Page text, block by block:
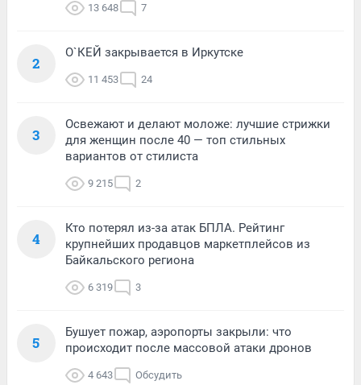
13 648 7
2
О`КЕЙ закрывается в Иркутске
11 453 24
3
Освежают и делают моложе: лучшие стрижки
для женщин после 40 — топ стильных
вариантов от стилиста
9 215 2
4
Кто потерял из-за атак БПЛА. Рейтинг
крупнейших продавцов маркетплейсов из
Байкальского региона
6 319 3
5
Бушует пожар, аэропорты закрыли: что
происходит после массовой атаки дронов
4 643 Обсудить